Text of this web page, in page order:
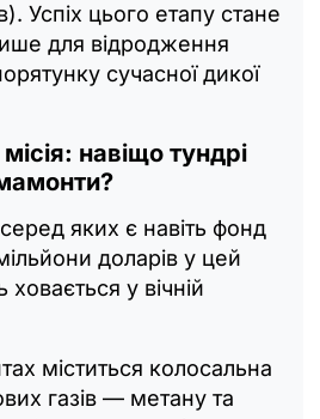
Успіх цього етапу стане
для відродження
сучасної дикої
навіщо тундрі
яких є навіть фонд
доларів у цей
ховається у вічній
міститься колосальна
газів — метану та